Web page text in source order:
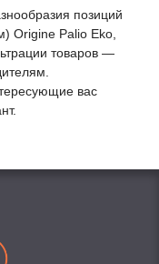
позиций
Origine Palio Eko
товаров —
вас